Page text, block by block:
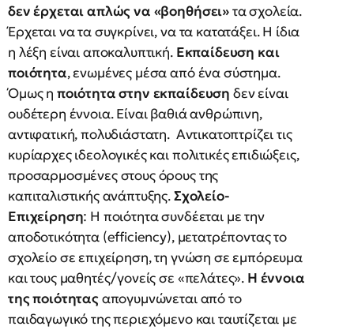
δεν έρχεται απλώς να «βοηθήσει»τα σχολεία.
Έρχεται να τα συγκρίνει, να τα κατατάξει. Η ίδια
η λέξη είναι αποκαλυπτική. Εκπαίδευση και
ποιότητα, ενωμένες μέσα από ένα σύστημα.
Όμως η ποιότητα στην εκπαίδευση δεν είναι
ουδέτερη έννοια. Είναι βαθιά ανθρώπινη,
αντιφατική, πολυδιάστατη. Αντικατοπτρίζει τις
κυρίαρχες ιδεολογικές και πολιτικές επιδιώξεις,
προσαρμοσμένες στους όρους της
καπιταλιστικής ανάπτυξης.Σχολείο-
Επιχείρηση: Η ποιότητα συνδέεται με την
αποδοτικότητα (efficiency), μετατρέποντας το
σχολείο σε επιχείρηση, τη γνώση σε εμπόρευμα
και τους μαθητές/γονείς σε «πελάτες». Η έννοια
της ποιότηταςαπογυμνώνεται από το
παιδαγωγικό της περιεχόμενο και ταυτίζεται με